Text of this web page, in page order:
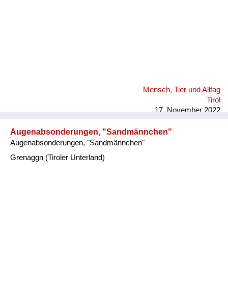
Mensch, Tier und Alltag
Tirol
17. November 2022
Augenabsonderungen, "Sandmännchen"
Augenabsonderungen, "Sandmännchen"
Grenaggn (Tiroler Unterland)